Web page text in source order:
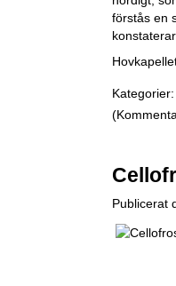
förstås en
Kategorier:
Publicerat